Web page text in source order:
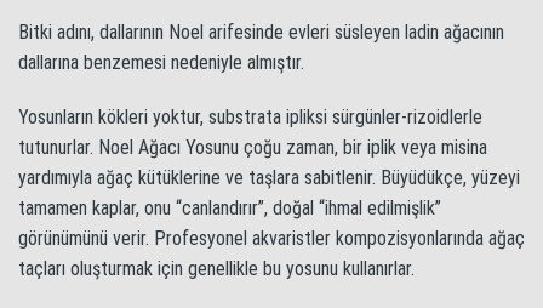
Bitki adını, dallarının Noel arifesinde evleri süsleyen ladin ağacının
dallarına benzemesi nedeniyle almıştır.
Yosunların kökleri yoktur, substrata ipliksi sürgünler-rizoidlerle
tutunurlar. Noel Ağacı Yosunu çoğu zaman, bir iplik veya misina
yardımıyla ağaç kütüklerine ve taşlara sabitlenir. Büyüdükçe, yüzeyi
tamamen kaplar, onu “canlandırır”, doğal “ihmal edilmişlik”
görünümünü verir. Profesyonel akvaristler kompozisyonlarında ağaç
taçları oluşturmak için genellikle bu yosunu kullanırlar.